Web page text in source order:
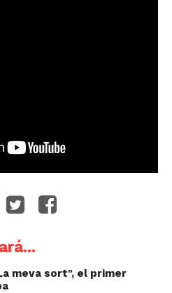
meva sort", el primer